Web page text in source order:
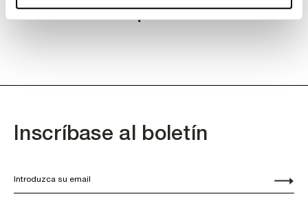
También te puede interesar
Inscríbase al boletín